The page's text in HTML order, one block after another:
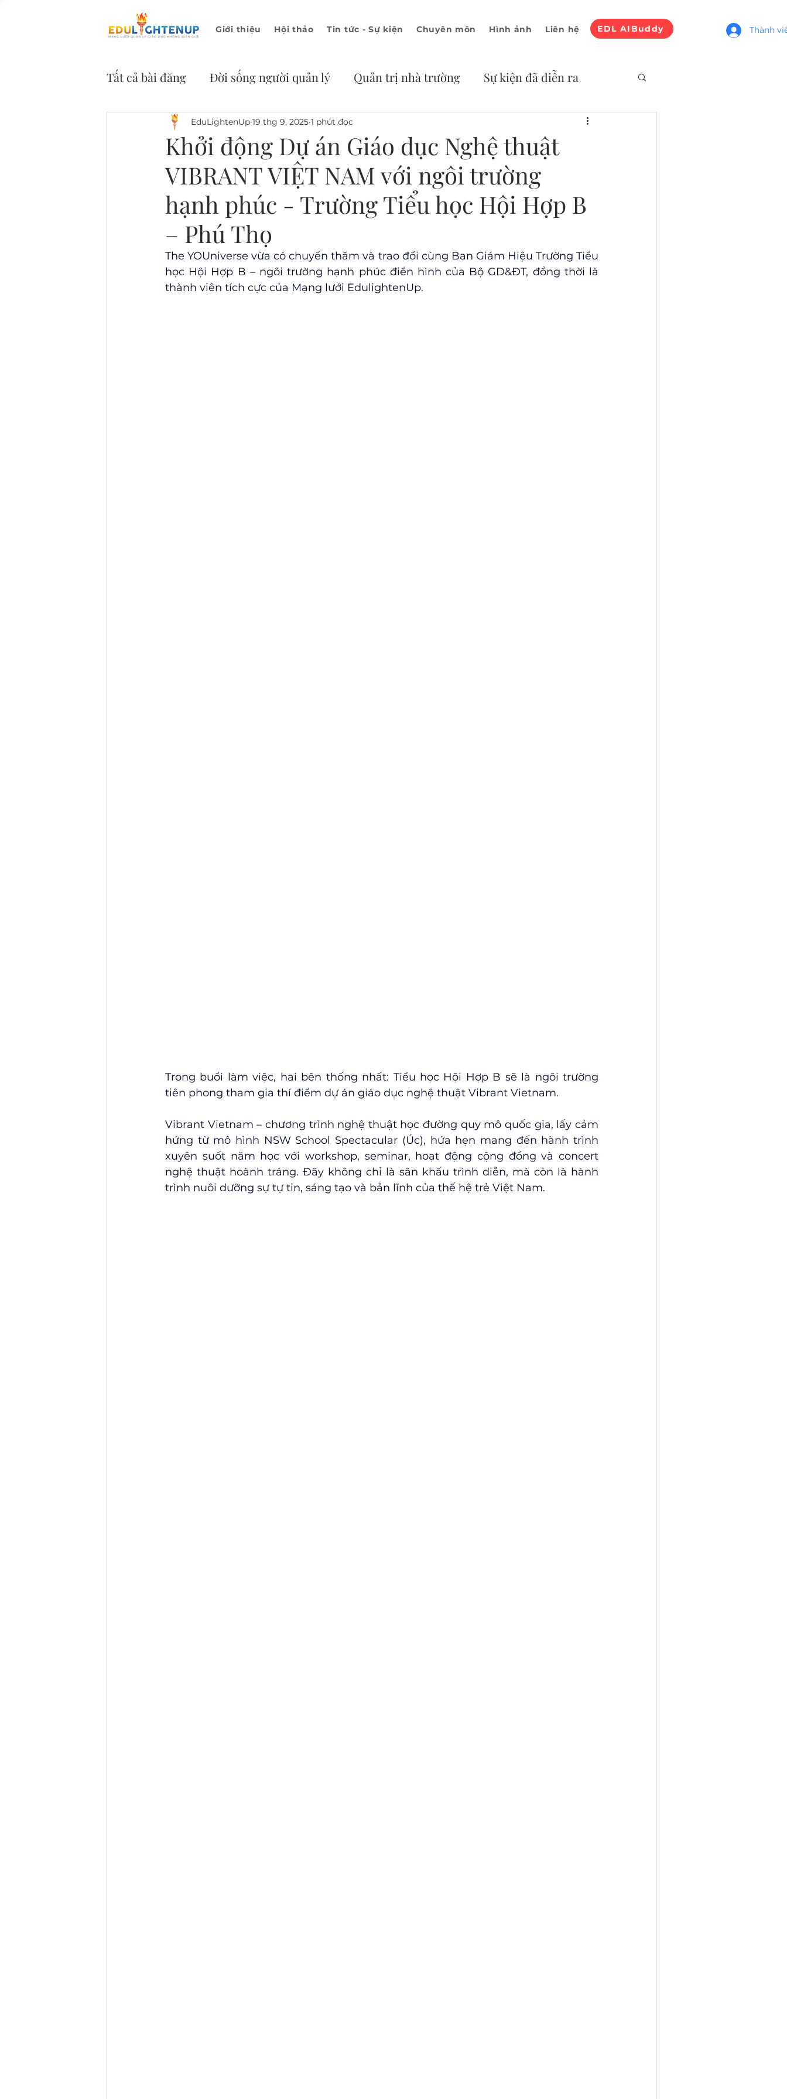
Giới thiệu Hội thảo Tin tức - Sự kiện Chuyên môn Hình ảnh Liên hệ EDL AIBuddy Thành
Tất cả bài đăng Đời sống người quản lý Quản trị nhà trường Sự kiện đã diễn ra
Thư viện ý tưởng Tin tức
Khởi động Dự án Giáo dục Nghệ thuật
VIBRANT VIỆT NAM với ngôi trường
hạnh phúc - Trường Tiểu học Hội Hợp B
– Phú Thọ
EduLightenUp 19 thg 9, 2025 1 phút đọc
The YOUniverse vừa có chuyến thăm và trao đổi cùng Ban Giám Hiệu Trường Tiểu
học Hội Hợp B – ngôi trường hạnh phúc điển hình của Bộ GD&ĐT, đồng thời là
thành viên tích cực của Mạng lưới EdulightenUp.
Trong buổi làm việc, hai bên thống nhất: Tiểu học Hội Hợp B sẽ là ngôi trường
tiên phong tham gia thí điểm dự án giáo dục nghệ thuật Vibrant Vietnam.
Vibrant Vietnam – chương trình nghệ thuật học đường quy mô quốc gia, lấy cảm
hứng từ mô hình NSW School Spectacular (Úc), hứa hẹn mang đến hành trình
xuyên suốt năm học với workshop, seminar, hoạt động cộng đồng và concert
nghệ thuật hoành tráng. Đây không chỉ là sân khấu trình diễn, mà còn là hành
trình nuôi dưỡng sự tự tin, sáng tạo và bản lĩnh của thế hệ trẻ Việt Nam.